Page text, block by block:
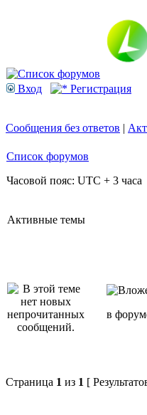
Вход Регистрация
Сообщения без ответов |
Список форумов
Часовой пояс: UTC + 3 часа
Активные темы
в
Страница 1 из 1 [